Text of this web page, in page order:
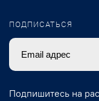
ПОДПИСАТЬСЯ
Подпишитесь на